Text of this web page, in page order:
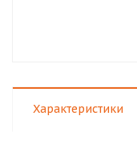
Характеристики